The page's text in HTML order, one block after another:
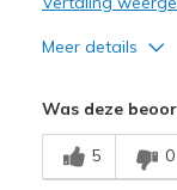
Meer details
Comfortable
Was deze
5 0